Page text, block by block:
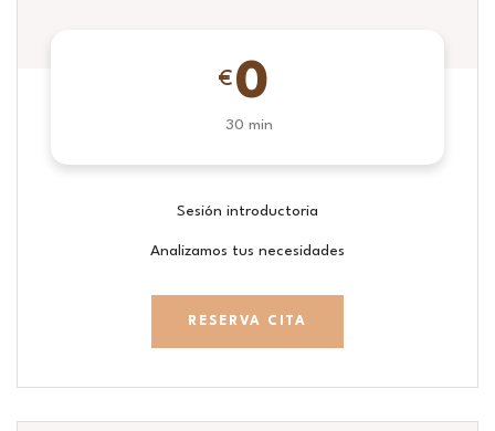
€ 0
30 min
Sesión introductoria
Analizamos tus necesidades
RESERVA CITA